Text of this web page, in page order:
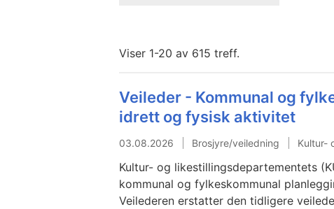
Viser 1-20 av 615 treff.
Veileder - Kommunal og
idrett og fysisk aktivitet
03.08.2026 Brosjyre/veiledning Kultur-
Kultur- og likestillingsdepartementets
kommunal og fylkeskommunal
Veilederen erstatter den tidligere